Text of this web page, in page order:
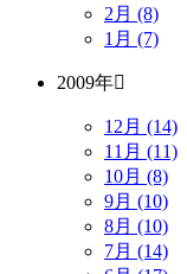
2月 (8)
1月 (7)
2009年
12月 (14)
11月 (11)
10月 (8)
9月 (10)
8月 (10)
7月 (14)